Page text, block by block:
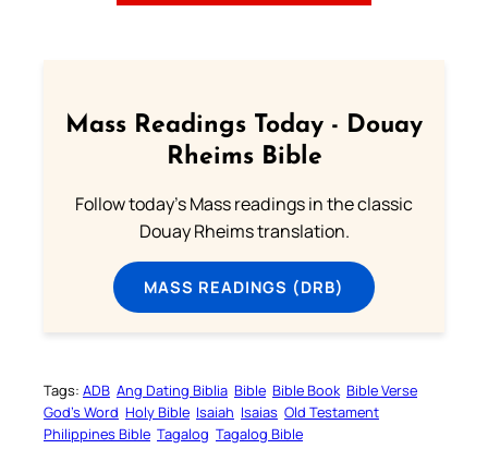
Mass Readings Today - Douay
Rheims Bible
Follow today's Mass readings in the classic
Douay Rheims translation.
MASS READINGS (DRB)
Tags: ADB Ang Dating Biblia Bible Bible Book Bible Verse
God’s Word Holy Bible Isaiah Isaias Old Testament
Philippines Bible Tagalog Tagalog Bible